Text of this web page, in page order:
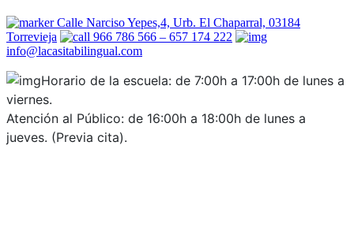
Calle Narciso Yepes,4, Urb. El Chaparral, 03184
Torrevieja
966 786 566 – 657 174 222
info@lacasitabilingual.com
Horario de la escuela: de 7:00h a 17:00h de lunes a
viernes.
Atención al Público: de 16:00h a 18:00h de lunes a
jueves. (Previa cita).